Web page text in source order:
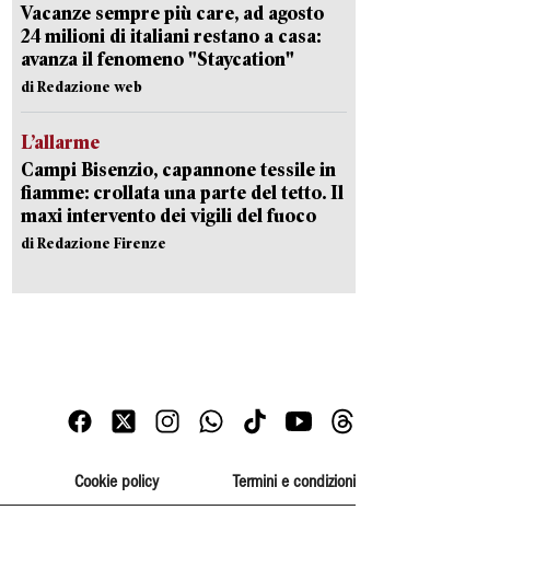
Vacanze sempre più care, ad agosto
24 milioni di italiani restano a casa:
avanza il fenomeno "Staycation"
di Redazione web
L’allarme
Campi Bisenzio, capannone tessile in
fiamme: crollata una parte del tetto. Il
maxi intervento dei vigili del fuoco
di Redazione Firenze
Cookie policy Termini e condizioni